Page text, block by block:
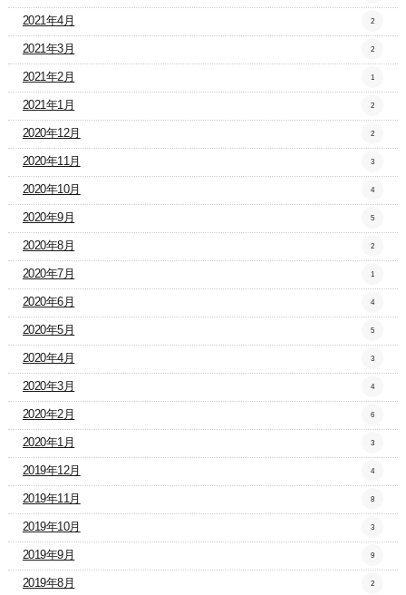
2021年4月 2
2021年3月 2
2021年2月 1
2021年1月 2
2020年12月 2
2020年11月 3
2020年10月 4
2020年9月 5
2020年8月 2
2020年7月 1
2020年6月 4
2020年5月 5
2020年4月 3
2020年3月 4
2020年2月 6
2020年1月 3
2019年12月 4
2019年11月 8
2019年10月 3
2019年9月 9
2019年8月 2